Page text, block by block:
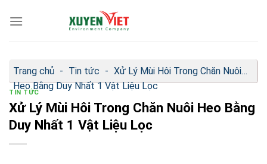
qua
Trang chủ - Tin tức - Xử Lý Mùi Hôi Trong Chăn Nuôi
Heo Bằng Duy Nhất 1 Vật Liệu Lọc
TIN TỨC
Xử Lý Mùi Hôi Trong Chăn Nuôi Heo Bằng
Duy Nhất 1 Vật Liệu Lọc